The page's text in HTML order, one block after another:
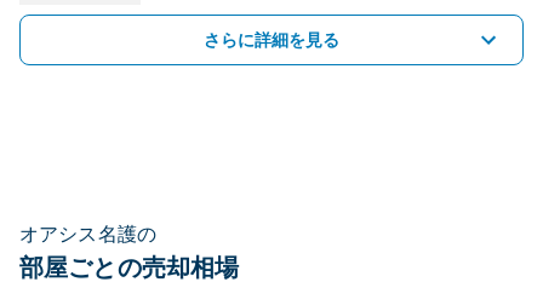
さらに詳細を見る
オアシス名護の
部屋ごとの売却相場